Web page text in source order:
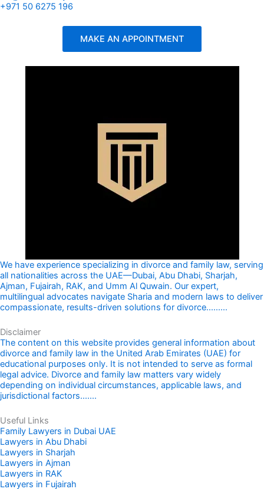
+971 50 6275 196
MAKE AN APPOINTMENT
We have experience specializing in divorce and family law, serving
all nationalities across the UAE—Dubai, Abu Dhabi, Sharjah,
Ajman, Fujairah, RAK, and Umm Al Quwain. Our expert,
multilingual advocates navigate Sharia and modern laws to deliver
compassionate, results-driven solutions for divorce.........
Disclaimer
The content on this website provides general information about
divorce and family law in the United Arab Emirates (UAE) for
educational purposes only. It is not intended to serve as formal
legal advice. Divorce and family law matters vary widely
depending on individual circumstances, applicable laws, and
jurisdictional factors.......
Useful Links
Family Lawyers in Dubai UAE
Lawyers in Abu Dhabi
Lawyers in Sharjah
Lawyers in Ajman
Lawyers in RAK
Lawyers in Fujairah